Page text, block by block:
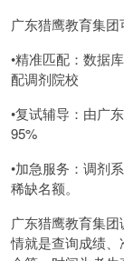
广东猎鹰教育集团
•精准匹配：数据
配调剂院校
•复试辅导：由广
95%
•加急服务：调剂
稀缺名额。
广东猎鹰教育集
情就是查询成绩